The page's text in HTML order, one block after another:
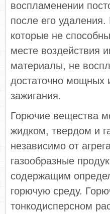
воспламенении
после его
которые не
месте воздействия
материалы, не
достаточно мощных
зажигания.
Горючие вещества
жидком, твердом и
независимо от
газообразные
содержащим
горючую среду.
тонкодисперсном